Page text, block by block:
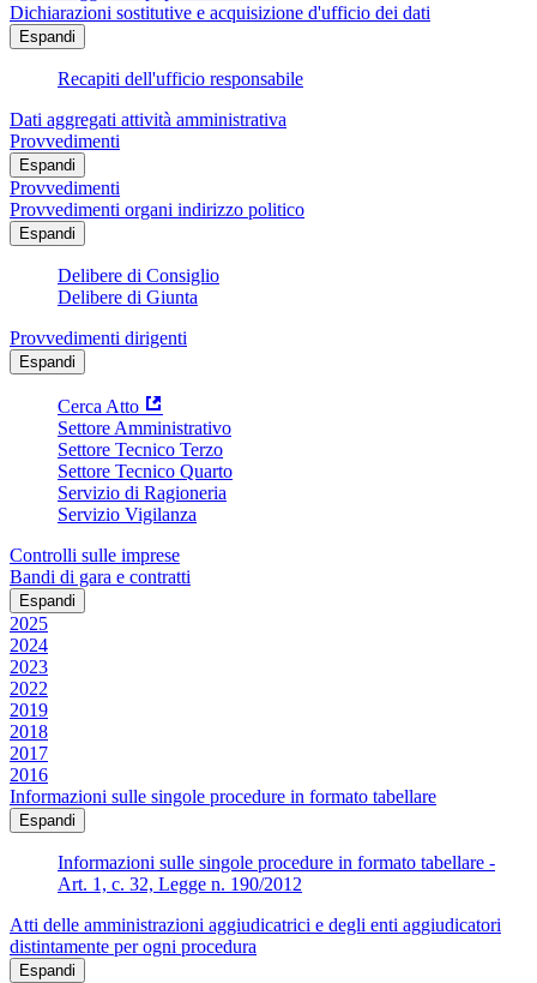
Dichiarazioni sostitutive e acquisizione d'ufficio dei dati
Espandi
Recapiti dell'ufficio responsabile
Dati aggregati attività amministrativa
Provvedimenti
Espandi
Provvedimenti
Provvedimenti organi indirizzo politico
Espandi
Delibere di Consiglio
Delibere di Giunta
Provvedimenti dirigenti
Espandi
Cerca Atto
Settore Amministrativo
Settore Tecnico Terzo
Settore Tecnico Quarto
Servizio di Ragioneria
Servizio Vigilanza
Controlli sulle imprese
Bandi di gara e contratti
Espandi
2025
2024
2023
2022
2019
2018
2017
2016
Informazioni sulle singole procedure in formato tabellare
Espandi
Informazioni sulle singole procedure in formato tabellare -
Art. 1, c. 32, Legge n. 190/2012
Atti delle amministrazioni aggiudicatrici e degli enti aggiudicatori
distintamente per ogni procedura
Espandi